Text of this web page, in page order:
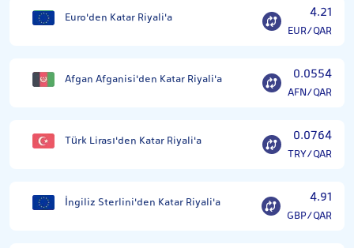
Euro'den Katar Riyali'a 4.21
EUR/QAR
Afgan Afganisi'den Katar Riyali'a 0.0554
AFN/QAR
Türk Lirası'den Katar Riyali'a 0.0764
TRY/QAR
İngiliz Sterlini'den Katar Riyali'a 4.91
GBP/QAR